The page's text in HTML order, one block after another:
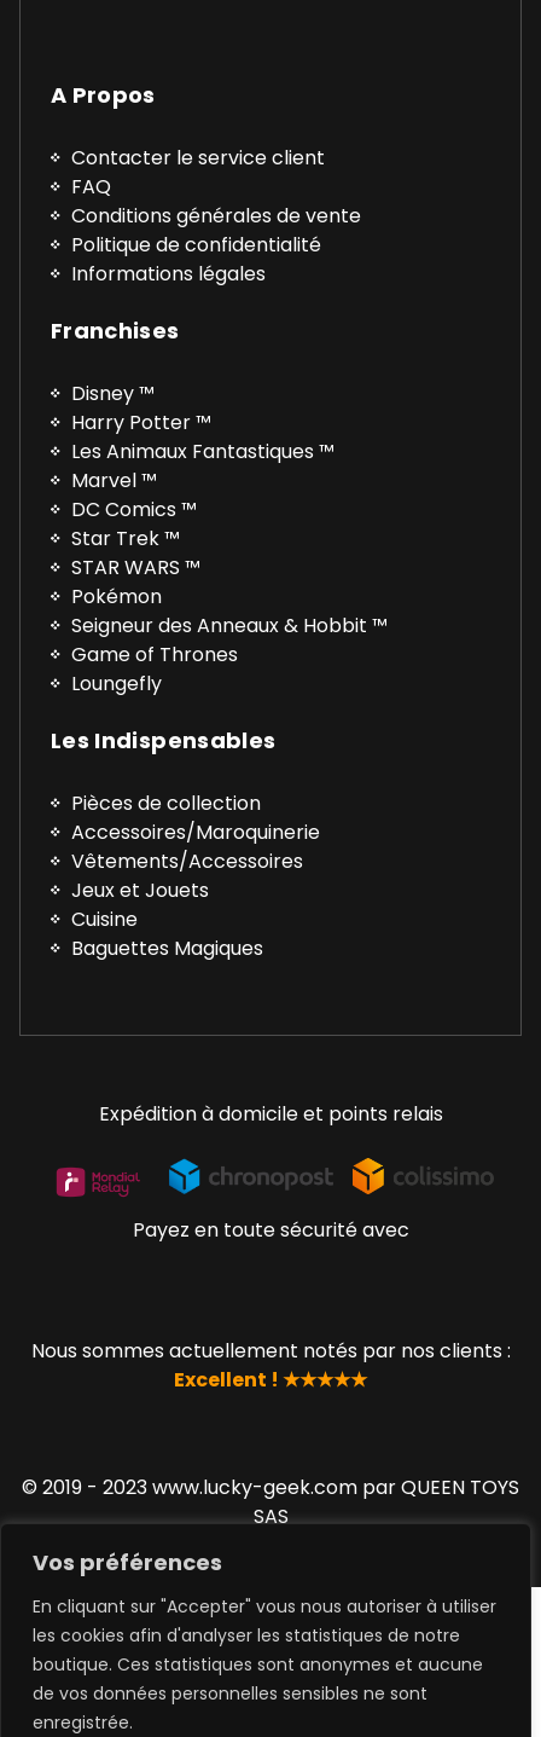
Vos préférences
En cliquant sur "Accepter" vous nous autoriser à utiliser
les cookies afin d'analyser les statistiques de notre
boutique. Ces statistiques sont anonymes et aucune
de vos données personnelles sensibles ne sont
enregistrée.
A Propos
Contacter le service client
FAQ
Conditions générales de vente
Politique de confidentialité
Informations légales
Franchises
Disney ™
Harry Potter ™
Les Animaux Fantastiques ™
Marvel ™
DC Comics ™
Star Trek ™
STAR WARS ™
Pokémon
Seigneur des Anneaux & Hobbit ™
Game of Thrones
Loungefly
Les Indispensables
Pièces de collection
Accessoires/Maroquinerie
Vêtements/Accessoires
Jeux et Jouets
Cuisine
Baguettes Magiques
Expédition à domicile et points relais
Payez en toute sécurité avec
Nous sommes actuellement notés par nos clients :
Excellent ! ★★★★★
© 2019 - 2023 www.lucky-geek.com par QUEEN TOYS
SAS
0